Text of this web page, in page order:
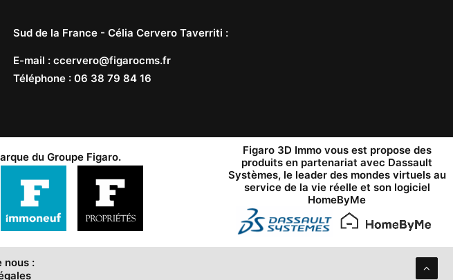
Sud de la France - Célia Cervero Taverriti :
E-mail : ccervero@figarocms.fr
Téléphone : 06 38 79 84 16
du Groupe Figaro.
Figaro 3D Immo vous est propose des
produits en partenariat avec Dassault
Systèmes, le leader des mondes virtuels au
service de la vie réelle et son logiciel
HomeByMe
nous :